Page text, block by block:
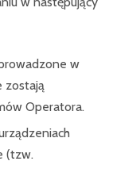
w
zostają
Operatora.
(tzw.